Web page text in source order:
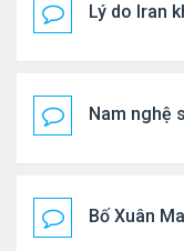
Lý do Iran
Nam nghệ
Bố Xuân